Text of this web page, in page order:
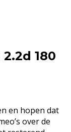
180
en hopen dat
over de